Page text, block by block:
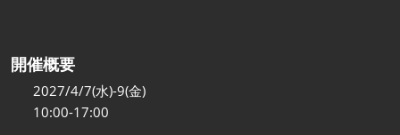
開催概要
2027/4/7(水)-9(金)
10:00-17:00